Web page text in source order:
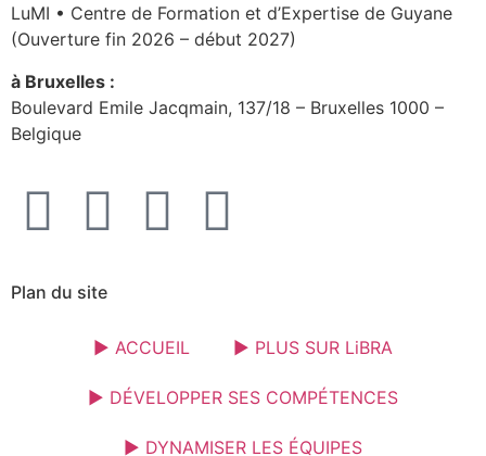
LuMI • Centre de Formation et d’Expertise de Guyane
(Ouverture fin 2026 – début 2027)
à Bruxelles :
Boulevard Emile Jacqmain, 137/18 – Bruxelles 1000 –
Belgique
Plan du site
► ACCUEIL ► PLUS SUR LiBRA
► DÉVELOPPER SES COMPÉTENCES
► DYNAMISER LES ÉQUIPES